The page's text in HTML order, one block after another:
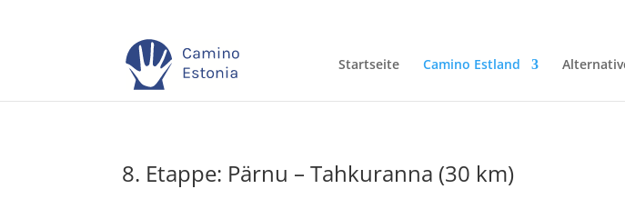
Startseite Camino Estland
8. Etappe: Pärnu – Tahkuranna (30 km)